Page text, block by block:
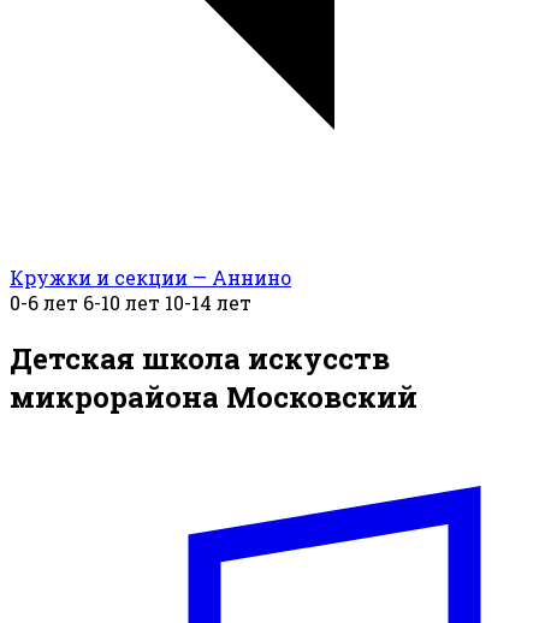
Кружки и секции — Аннино
0-6 лет 6-10 лет 10-14 лет
Детская школа искусств
микрорайона Московский